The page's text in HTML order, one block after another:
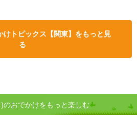
けトピックス【関東】をもっと見
る
のおでかけをもっと楽しむ